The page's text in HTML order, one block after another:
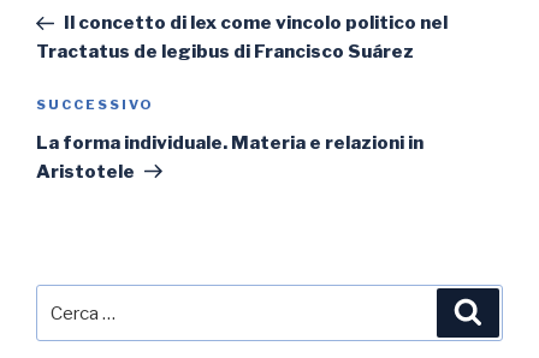
precedente:
Il concetto di lex come vincolo politico nel
Tractatus de legibus di Francisco Suárez
Articolo
successivo
SUCCESSIVO
La forma individuale. Materia e relazioni in
Aristotele